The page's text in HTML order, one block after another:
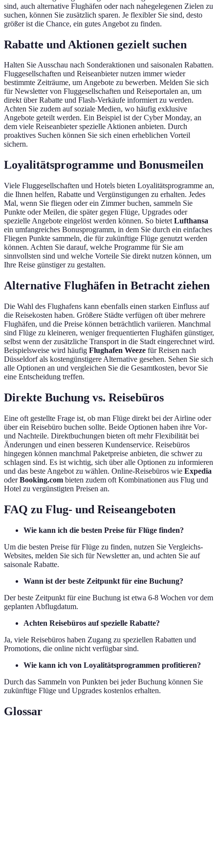
sind, auch alternative Flughäfen oder nach nahegelegenen Zielen zu
suchen, können Sie zusätzlich sparen. Je flexibler Sie sind, desto
größer ist die Chance, ein gutes Angebot zu finden.
Rabatte und Aktionen gezielt suchen
Halten Sie Ausschau nach Sonderaktionen und saisonalen Rabatten.
Fluggesellschaften und Reiseanbieter nutzen immer wieder
bestimmte Zeiträume, um Angebote zu bewerben. Melden Sie sich
für Newsletter von Fluggesellschaften und Reiseportalen an, um
direkt über Rabatte und Flash-Verkäufe informiert zu werden.
Achten Sie zudem auf soziale Medien, wo häufig exklusive
Angebote geteilt werden. Ein Beispiel ist der Cyber Monday, an
dem viele Reiseanbieter spezielle Aktionen anbieten. Durch
proaktives Suchen können Sie sich einen erheblichen Vorteil
sichern.
Loyalitätsprogramme und Bonusmeilen
Viele Fluggesellschaften und Hotels bieten Loyalitätsprogramme an,
die Ihnen helfen, Rabatte und Vergünstigungen zu erhalten. Jedes
Mal, wenn Sie fliegen oder ein Zimmer buchen, sammeln Sie
Punkte oder Meilen, die später gegen Flüge, Upgrades oder
spezielle Angebote eingelöst werden können. So bietet Lufthansa
ein umfangreiches Bonusprogramm, in dem Sie durch ein einfaches
Fliegen Punkte sammeln, die für zukünftige Flüge genutzt werden
können. Achten Sie darauf, welche Programme für Sie am
sinnvollsten sind und welche Vorteile Sie direkt nutzen können, um
Ihre Reise günstiger zu gestalten.
Alternative Flughäfen in Betracht ziehen
Die Wahl des Flughafens kann ebenfalls einen starken Einfluss auf
die Reisekosten haben. Größere Städte verfügen oft über mehrere
Flughäfen, und die Preise können beträchtlich variieren. Manchmal
sind Flüge zu kleineren, weniger frequentierten Flughäfen günstiger,
selbst wenn der zusätzliche Transport in die Stadt eingerechnet wird.
Beispielsweise wird häufig Flughafen Weeze für Reisen nach
Düsseldorf als kostengünstigere Alternative gesehen. Sehen Sie sich
alle Optionen an und vergleichen Sie die Gesamtkosten, bevor Sie
eine Entscheidung treffen.
Direkte Buchung vs. Reisebüros
Eine oft gestellte Frage ist, ob man Flüge direkt bei der Airline oder
über ein Reisebüro buchen sollte. Beide Optionen haben ihre Vor-
und Nachteile. Direktbuchungen bieten oft mehr Flexibilität bei
Änderungen und einen besseren Kundenservice. Reisebüros
hingegen können manchmal Paketpreise anbieten, die schwer zu
schlagen sind. Es ist wichtig, sich über alle Optionen zu informieren
und das beste Angebot zu wählen. Online-Reisebüros wie Expedia
oderBooking.com bieten zudem oft Kombinationen aus Flug und
Hotel zu vergünstigten Preisen an.
FAQ zu Flug- und Reiseangeboten
Wie kann ich die besten Preise für Flüge finden?
Um die besten Preise für Flüge zu finden, nutzen Sie Vergleichs-
Websites, melden Sie sich für Newsletter an, und achten Sie auf
saisonale Rabatte.
Wann ist der beste Zeitpunkt für eine Buchung?
Der beste Zeitpunkt für eine Buchung ist etwa 6-8 Wochen vor dem
geplanten Abflugdatum.
Achten Reisebüros auf spezielle Rabatte?
Ja, viele Reisebüros haben Zugang zu speziellen Rabatten und
Promotions, die online nicht verfügbar sind.
Wie kann ich von Loyalitätsprogrammen profitieren?
Durch das Sammeln von Punkten bei jeder Buchung können Sie
zukünftige Flüge und Upgrades kostenlos erhalten.
Glossar